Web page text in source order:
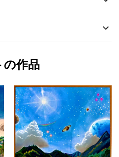
や汚れなし：よく見ないとわから
付けています。
の作品